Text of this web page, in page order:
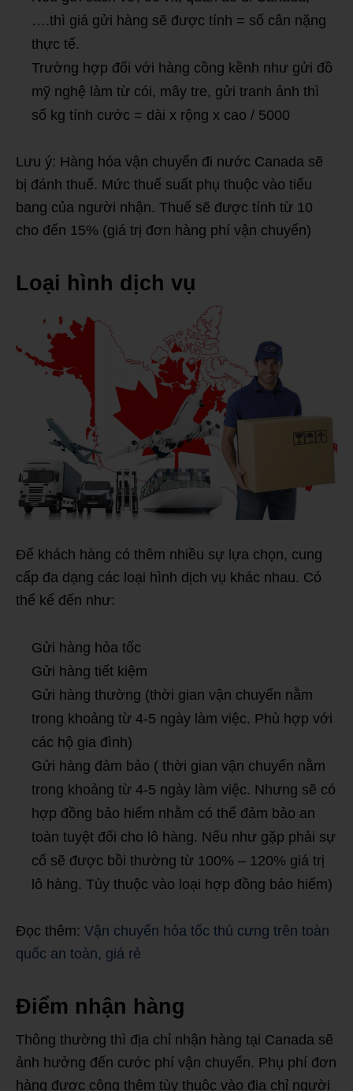
….thì giá gửi hàng sẽ được tính = số cân nặng
thực tế.
Trường hợp đối với hàng cồng kềnh như gửi đồ
mỹ nghệ làm từ cói, mây tre, gửi tranh ảnh thì
số kg tính cước = dài x rộng x cao / 5000
Lưu ý: Hàng hóa vận chuyển đi nước Canada sẽ
bị đánh thuế. Mức thuế suất phụ thuộc vào tiểu
bang của người nhận. Thuế sẽ được tính từ 10
cho đến 15% (giá trị đơn hàng phí vận chuyển)
Loại hình dịch vụ
Để khách hàng có thêm nhiều sự lựa chọn, cung
cấp đa dạng các loại hình dịch vụ khác nhau. Có
thể kể đến như:
Gửi hàng hỏa tốc
Gửi hàng tiết kiệm
Gửi hàng thường (thời gian vận chuyển nằm
trong khoảng từ 4-5 ngày làm việc. Phù hợp với
các hộ gia đình)
Gửi hàng đảm bảo ( thời gian vận chuyển nằm
trong khoảng từ 4-5 ngày làm việc. Nhưng sẽ có
hợp đồng bảo hiểm nhằm có thể đảm bảo an
toàn tuyệt đối cho lô hàng. Nếu như gặp phải sự
cố sẽ được bồi thường từ 100% – 120% giá trị
lô hàng. Tùy thuộc vào loại hợp đồng bảo hiểm)
Đọc thêm: Vận chuyển hỏa tốc thú cưng trên toàn
quốc an toàn, giá rẻ
Điểm nhận hàng
Thông thường thì địa chỉ nhận hàng tại Canada sẽ
ảnh hưởng đến cước phí vận chuyển. Phụ phí đơn
hàng được cộng thêm tùy thuộc vào địa chỉ người